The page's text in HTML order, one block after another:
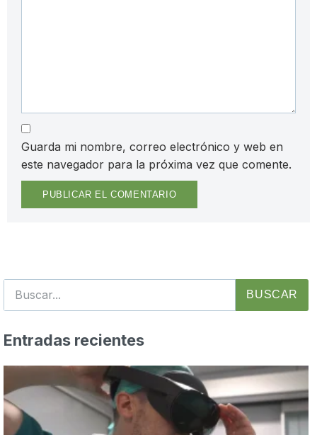
Guarda mi nombre, correo electrónico y web en
este navegador para la próxima vez que comente.
BUSCAR
Entradas recientes